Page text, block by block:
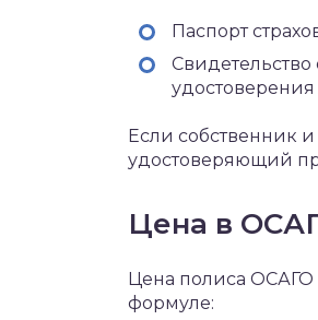
Паспорт
Свидетельство
Если собственник и
удостоверяющий
Цена в
Цена полиса ОСАГО
формуле: